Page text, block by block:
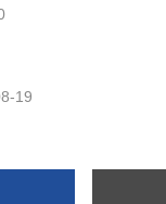
19